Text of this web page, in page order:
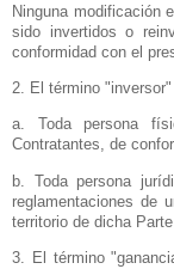
Ninguna modificación
sido invertidos o
conformidad con el
2. El término
a. Toda persona
Contratantes, de
b. Toda persona
reglamentaciones de
territorio de dicha
3. El término